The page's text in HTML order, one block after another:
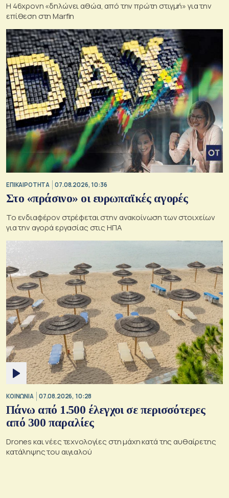
H 46χρονη «δηλώνει αθώα, από την πρώτη στιγμή» για την
επίθεση στη Marfin
ΕΠΙΚΑΙΡΟΤΗΤΑ 07.08.2026, 10:36
Στο «πράσινο» οι ευρωπαϊκές αγορές
Το ενδιαφέρον στρέφεται στην ανακοίνωση των στοιχείων
για την αγορά εργασίας στις ΗΠΑ
ΚΟΙΝΩΝΙΑ 07.08.2026, 10:28
Πάνω από 1.500 έλεγχοι σε περισσότερες
από 300 παραλίες
Drones και νέες τεχνολογίες στη μάχη κατά της αυθαίρετης
κατάληψης του αιγιαλού